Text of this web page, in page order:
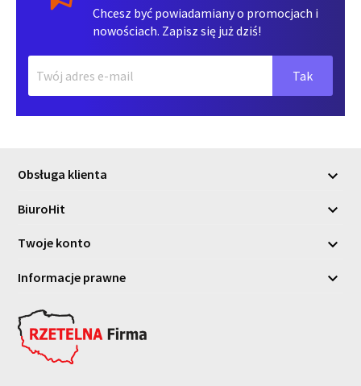
Chcesz być powiadamiany o promocjach i
nowościach. Zapisz się już dziś!
Obsługa klienta 
BiuroHit 
Twoje konto 
Informacje prawne 